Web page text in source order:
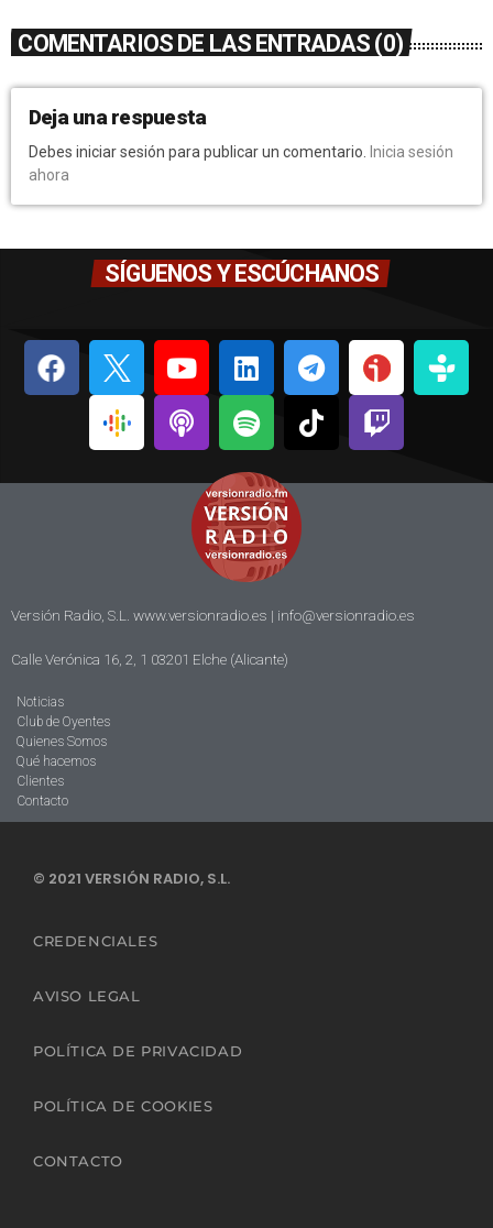
COMENTARIOS DE LAS ENTRADAS (0)
Deja una respuesta
Debes iniciar sesión para publicar un comentario.
Inicia sesión
ahora
SÍGUENOS Y ESCÚCHANOS
Versión Radio, S.L. www.versionradio.es | info@versionradio.es
Calle Verónica 16, 2, 1 03201 Elche (Alicante)
Noticias
Club de Oyentes
Quienes Somos
Qué hacemos
Clientes
Contacto
© 2021 VERSIÓN RADIO, S.L.
CREDENCIALES
AVISO LEGAL
POLÍTICA DE PRIVACIDAD
POLÍTICA DE COOKIES
CONTACTO